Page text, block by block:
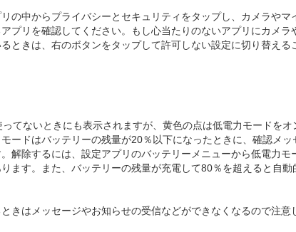
の中からプライバシーとセキュリティをタップし、カメラやマ
プリを確認してください。もし心当たりのないアプリにカメラ
ときは、右のボタンをタップして許可しない設定に切り替える
てないときにも表示されますが、黄色の点は低電力モードをオ
ードはバッテリーの残量が20％以下になったときに、確認メッ
解除するには、設定アプリのバッテリーメニューから低電力モ
ます。また、バッテリーの残量が充電して80％を超えると自動
きはメッセージやお知らせの受信などができなくなるので注意